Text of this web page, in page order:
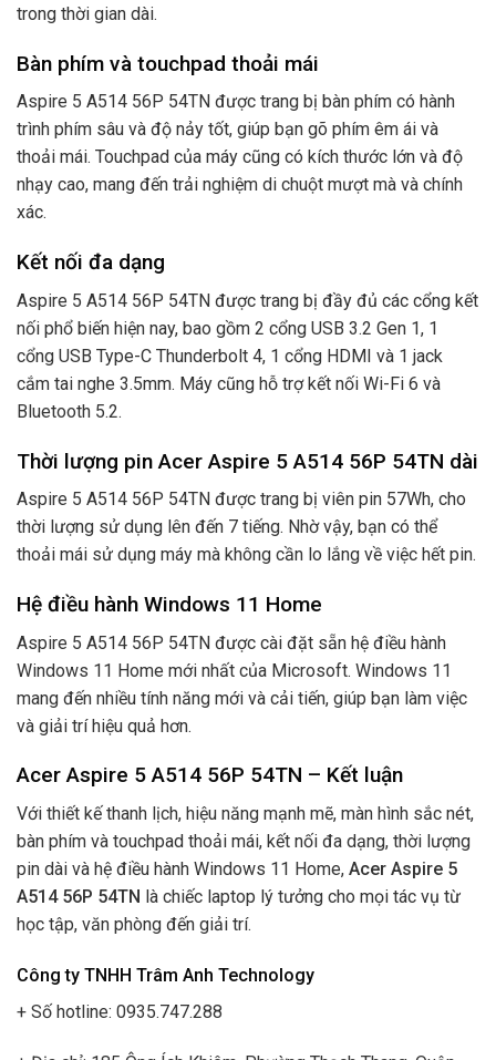
trong thời gian dài.
Bàn phím và touchpad thoải mái
Aspire 5 A514 56P 54TN được trang bị bàn phím có hành
trình phím sâu và độ nảy tốt, giúp bạn gõ phím êm ái và
thoải mái. Touchpad của máy cũng có kích thước lớn và độ
nhạy cao, mang đến trải nghiệm di chuột mượt mà và chính
xác.
Kết nối đa dạng
Aspire 5 A514 56P 54TN được trang bị đầy đủ các cổng kết
nối phổ biến hiện nay, bao gồm 2 cổng USB 3.2 Gen 1, 1
cổng USB Type-C Thunderbolt 4, 1 cổng HDMI và 1 jack
cắm tai nghe 3.5mm. Máy cũng hỗ trợ kết nối Wi-Fi 6 và
Bluetooth 5.2.
Thời lượng pin Acer Aspire 5 A514 56P 54TN dài
Aspire 5 A514 56P 54TN được trang bị viên pin 57Wh, cho
thời lượng sử dụng lên đến 7 tiếng. Nhờ vậy, bạn có thể
thoải mái sử dụng máy mà không cần lo lắng về việc hết pin.
Hệ điều hành Windows 11 Home
Aspire 5 A514 56P 54TN được cài đặt sẵn hệ điều hành
Windows 11 Home mới nhất của Microsoft. Windows 11
mang đến nhiều tính năng mới và cải tiến, giúp bạn làm việc
và giải trí hiệu quả hơn.
Acer Aspire 5 A514 56P 54TN – Kết luận
Với thiết kế thanh lịch, hiệu năng mạnh mẽ, màn hình sắc nét,
bàn phím và touchpad thoải mái, kết nối đa dạng, thời lượng
pin dài và hệ điều hành Windows 11 Home, Acer Aspire 5
A514 56P 54TN là chiếc laptop lý tưởng cho mọi tác vụ từ
học tập, văn phòng đến giải trí.
Công ty TNHH Trâm Anh Technology
+ Số hotline: 0935.747.288